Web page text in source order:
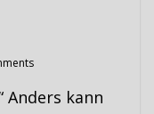
Anders kann